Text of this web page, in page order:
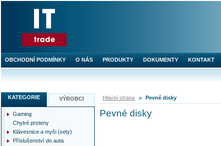
Hlavní strana Pevné disky
Pevné disky
KATEGORIE VÝROBCI
Gaming
Chytré prsteny
Klávesnice a myši (sety)
Příslušenství do auta
OBCHODNÍ PODMÍNKY O NÁS PRODUKTY DOKUMENTY KONTAKT